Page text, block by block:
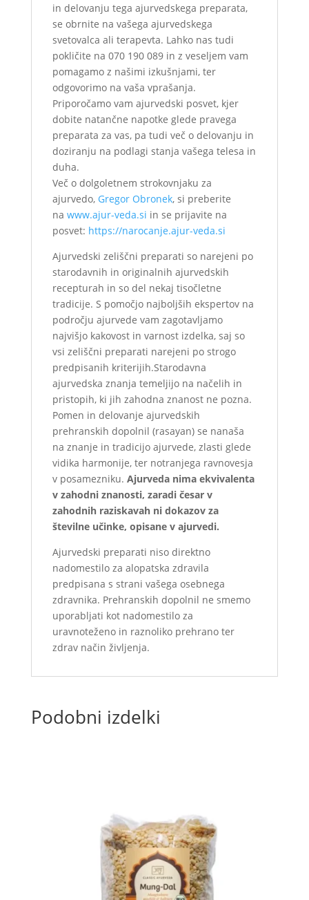
in delovanju tega ajurvedskega preparata,
se obrnite na vašega ajurvedskega
svetovalca ali terapevta. Lahko nas tudi
pokličite na 070 190 089 in z veseljem vam
pomagamo z našimi izkušnjami, ter
odgovorimo na vaša vprašanja.
Priporočamo vam ajurvedski posvet, kjer
dobite natančne napotke glede pravega
preparata za vas, pa tudi več o delovanju in
doziranju na podlagi stanja vašega telesa in
duha.
Več o dolgoletnem strokovnjaku za
ajurvedo, Gregor Obronek, si preberite
na www.ajur-veda.si in se prijavite na
posvet: https://narocanje.ajur-veda.si
Ajurvedski zeliščni preparati so narejeni po
starodavnih in originalnih ajurvedskih
recepturah in so del nekaj tisočletne
tradicije. S pomočjo najboljših ekspertov na
področju ajurvede vam zagotavljamo
najvišjo kakovost in varnost izdelka, saj so
vsi zeliščni preparati narejeni po strogo
predpisanih kriterijih.Starodavna
ajurvedska znanja temeljijo na načelih in
pristopih, ki jih zahodna znanost ne pozna.
Pomen in delovanje ajurvedskih
prehranskih dopolnil (rasayan) se nanaša
na znanje in tradicijo ajurvede, zlasti glede
vidika harmonije, ter notranjega ravnovesja
v posamezniku. Ajurveda nima ekvivalenta
v zahodni znanosti, zaradi česar v
zahodnih raziskavah ni dokazov za
številne učinke, opisane v ajurvedi.
Ajurvedski preparati niso direktno
nadomestilo za alopatska zdravila
predpisana s strani vašega osebnega
zdravnika. Prehranskih dopolnil ne smemo
uporabljati kot nadomestilo za
uravnoteženo in raznoliko prehrano ter
zdrav način življenja.
Podobni izdelki